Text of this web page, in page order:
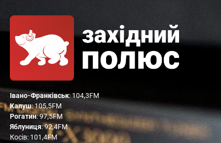
Івано-Франківськ: 104,3FM
Калуш: 105,5FM
Рогатин: 97,5FM
Яблуниця: 92,4FM
Косів: 101,4FM